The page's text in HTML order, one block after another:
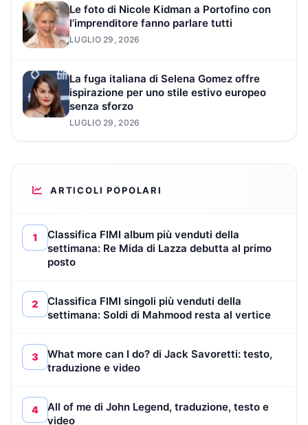
Le foto di Nicole Kidman a Portofino con
l’imprenditore fanno parlare tutti
LUGLIO 29, 2026
La fuga italiana di Selena Gomez offre
ispirazione per uno stile estivo europeo
senza sforzo
LUGLIO 29, 2026
ARTICOLI POPOLARI
1
Classifica FIMI album più venduti della
settimana: Re Mida di Lazza debutta al primo
posto
2
Classifica FIMI singoli più venduti della
settimana: Soldi di Mahmood resta al vertice
3
What more can I do? di Jack Savoretti: testo,
traduzione e video
4
All of me di John Legend, traduzione, testo e
video